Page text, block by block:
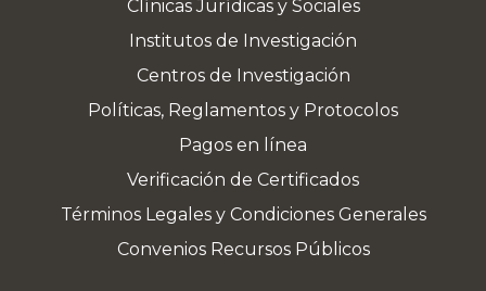
Clínicas Jurídicas y Sociales
Institutos de Investigación
Centros de Investigación
Políticas, Reglamentos y Protocolos
Pagos en línea
Verificación de Certificados
Términos Legales y Condiciones Generales
Convenios Recursos Públicos